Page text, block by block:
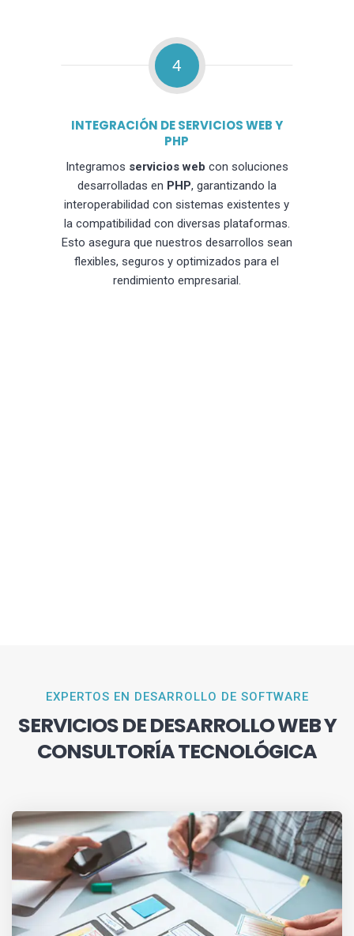
4
INTEGRACIÓN DE SERVICIOS WEB Y
PHP
Integramos servicios web con soluciones
desarrolladas en PHP, garantizando la
interoperabilidad con sistemas existentes y
la compatibilidad con diversas plataformas.
Esto asegura que nuestros desarrollos sean
flexibles, seguros y optimizados para el
rendimiento empresarial.
EXPERTOS EN DESARROLLO DE SOFTWARE
SERVICIOS DE DESARROLLO WEB Y
CONSULTORÍA TECNOLÓGICA